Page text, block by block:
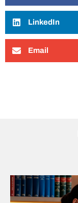
LinkedIn
Email